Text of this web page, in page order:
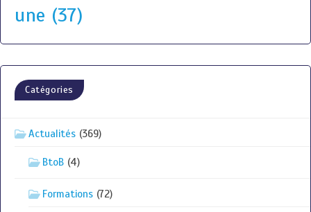
une (37)
Catégories
Actualités (369)
BtoB (4)
Formations (72)